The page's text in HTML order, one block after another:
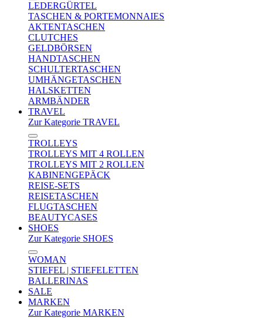
LEDERGÜRTEL
TASCHEN & PORTEMONNAIES
AKTENTASCHEN
CLUTCHES
GELDBÖRSEN
HANDTASCHEN
SCHULTERTASCHEN
UMHÄNGETASCHEN
HALSKETTEN
ARMBÄNDER
TRAVEL
Zur Kategorie TRAVEL
TROLLEYS
TROLLEYS MIT 4 ROLLEN
TROLLEYS MIT 2 ROLLEN
KABINENGEPÄCK
REISE-SETS
REISETASCHEN
FLUGTASCHEN
BEAUTYCASES
SHOES
Zur Kategorie SHOES
WOMAN
STIEFEL | STIEFELETTEN
BALLERINAS
SALE
MARKEN
Zur Kategorie MARKEN